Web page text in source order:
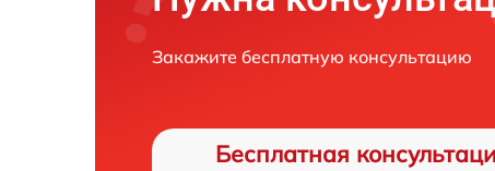
Закажите бесплатную консультацию
Бесплатная